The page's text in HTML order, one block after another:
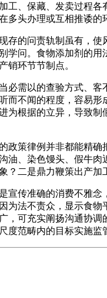
、保藏、发卖过程各
多头办理或互相推诿的
问责轨制虽有，使
问。食物添加剂的
销环节节制点。
以的查验方式、客
不闻的程度，容易
根据的立异，导致
策律例并非都能精确
、染色馒头、假牛
二是鼎力鞭策出产加
准确的消费不雅念
法不责众，显示食
可充实阐扬沟通协
范畴内的目标实施